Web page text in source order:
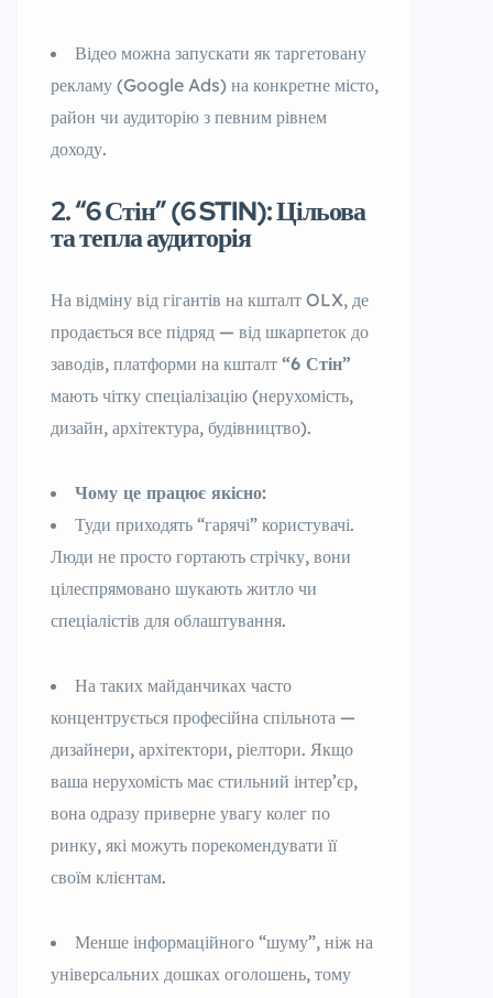
Відео можна запускати як таргетовану
рекламу (Google Ads) на конкретне місто,
район чи аудиторію з певним рівнем
доходу.
2. “6 Стін” (6 STIN): Цільова
та тепла аудиторія
На відміну від гігантів на кшталт OLX, де
продається все підряд — від шкарпеток до
заводів, платформи на кшталт “6 Стін”
мають чітку спеціалізацію (нерухомість,
дизайн, архітектура, будівництво).
Чому це працює якісно:
Туди приходять “гарячі” користувачі.
Люди не просто гортають стрічку, вони
цілеспрямовано шукають житло чи
спеціалістів для облаштування.
На таких майданчиках часто
концентрується професійна спільнота —
дизайнери, архітектори, ріелтори. Якщо
ваша нерухомість має стильний інтер’єр,
вона одразу приверне увагу колег по
ринку, які можуть порекомендувати її
своїм клієнтам.
Менше інформаційного “шуму”, ніж на
універсальних дошках оголошень, тому